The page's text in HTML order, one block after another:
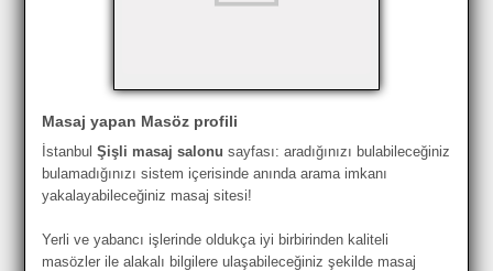
Masaj yapan Masöz profili
İstanbulŞişli masaj salonu sayfası: aradığınızı bulabileceğiniz
bulamadığınızı sistem içerisinde anında arama imkanı
yakalayabileceğiniz masaj sitesi!
Yerli ve yabancı işlerinde oldukça iyi birbirinden kaliteli
masözler ile alakalı bilgilere ulaşabileceğiniz şekilde masaj